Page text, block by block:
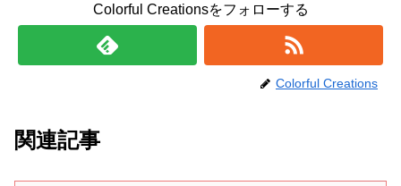
Colorful Creationsをフォローする
Colorful Creations
関連記事